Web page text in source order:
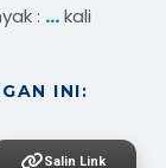
: ...kali
INI:
Salin Link